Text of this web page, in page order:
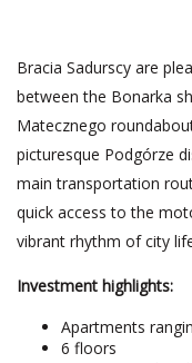
Bracia Sadurscy are
between the Bonarka
Matecznego
picturesque Podgórze
main transportation
quick access to the
vibrant rhythm of city
Investment highlights:
Apartments
6 floors